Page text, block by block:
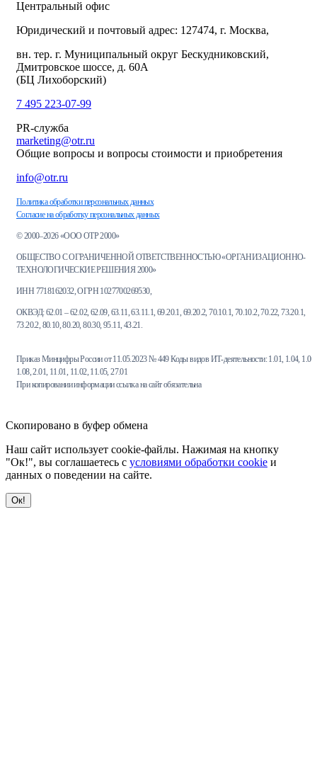
Центральный офис
Юридический и почтовый адрес: 127474, г. Москва,
вн. тер. г. Муниципальный округ Бескудниковский,
Дмитровское шоссе, д. 60А
(БЦ Лихоборский)
7 495 223-07-99
PR-служба
marketing@otr.ru
Общие вопросы и вопросы стоимости и приобретения
info@otr.ru
Политика обработки персональных данных
Согласие на обработку персональных данных
© 2000–2026 «ООО ОТР 2000»
ОБЩЕСТВО С ОГРАНИЧЕННОЙ ОТВЕТСТВЕННОСТЬЮ «ОРГАНИЗАЦИОННО-
ТЕХНОЛОГИЧЕСКИЕ РЕШЕНИЯ 2000»
ИНН 7718162032, ОГРН 1027700269530,
ОКВЭД: 62.01 – 62.02, 62.09, 63.11, 63.11.1, 69.20.1, 69.20.2, 70.10.1, 70.10.2, 70.22, 73.20.1,
73.20.2, 80.10, 80.20, 80.30, 95.11, 43.21.
Приказ Минцифры России от 11.05.2023 № 449 Коды видов ИТ-деятельности: 1.01, 1.04, 1.06,
1.08, 2.01, 11.01, 11.02, 11.05, 27.01
При копировании информации ссылка на сайт обязательна
Скопировано в буфер обмена
Наш сайт использует cookie-файлы. Нажимая на кнопку
"Ок!", вы соглашаетесь с условиями обработки cookie и
данных о поведении на сайте.
Ок!